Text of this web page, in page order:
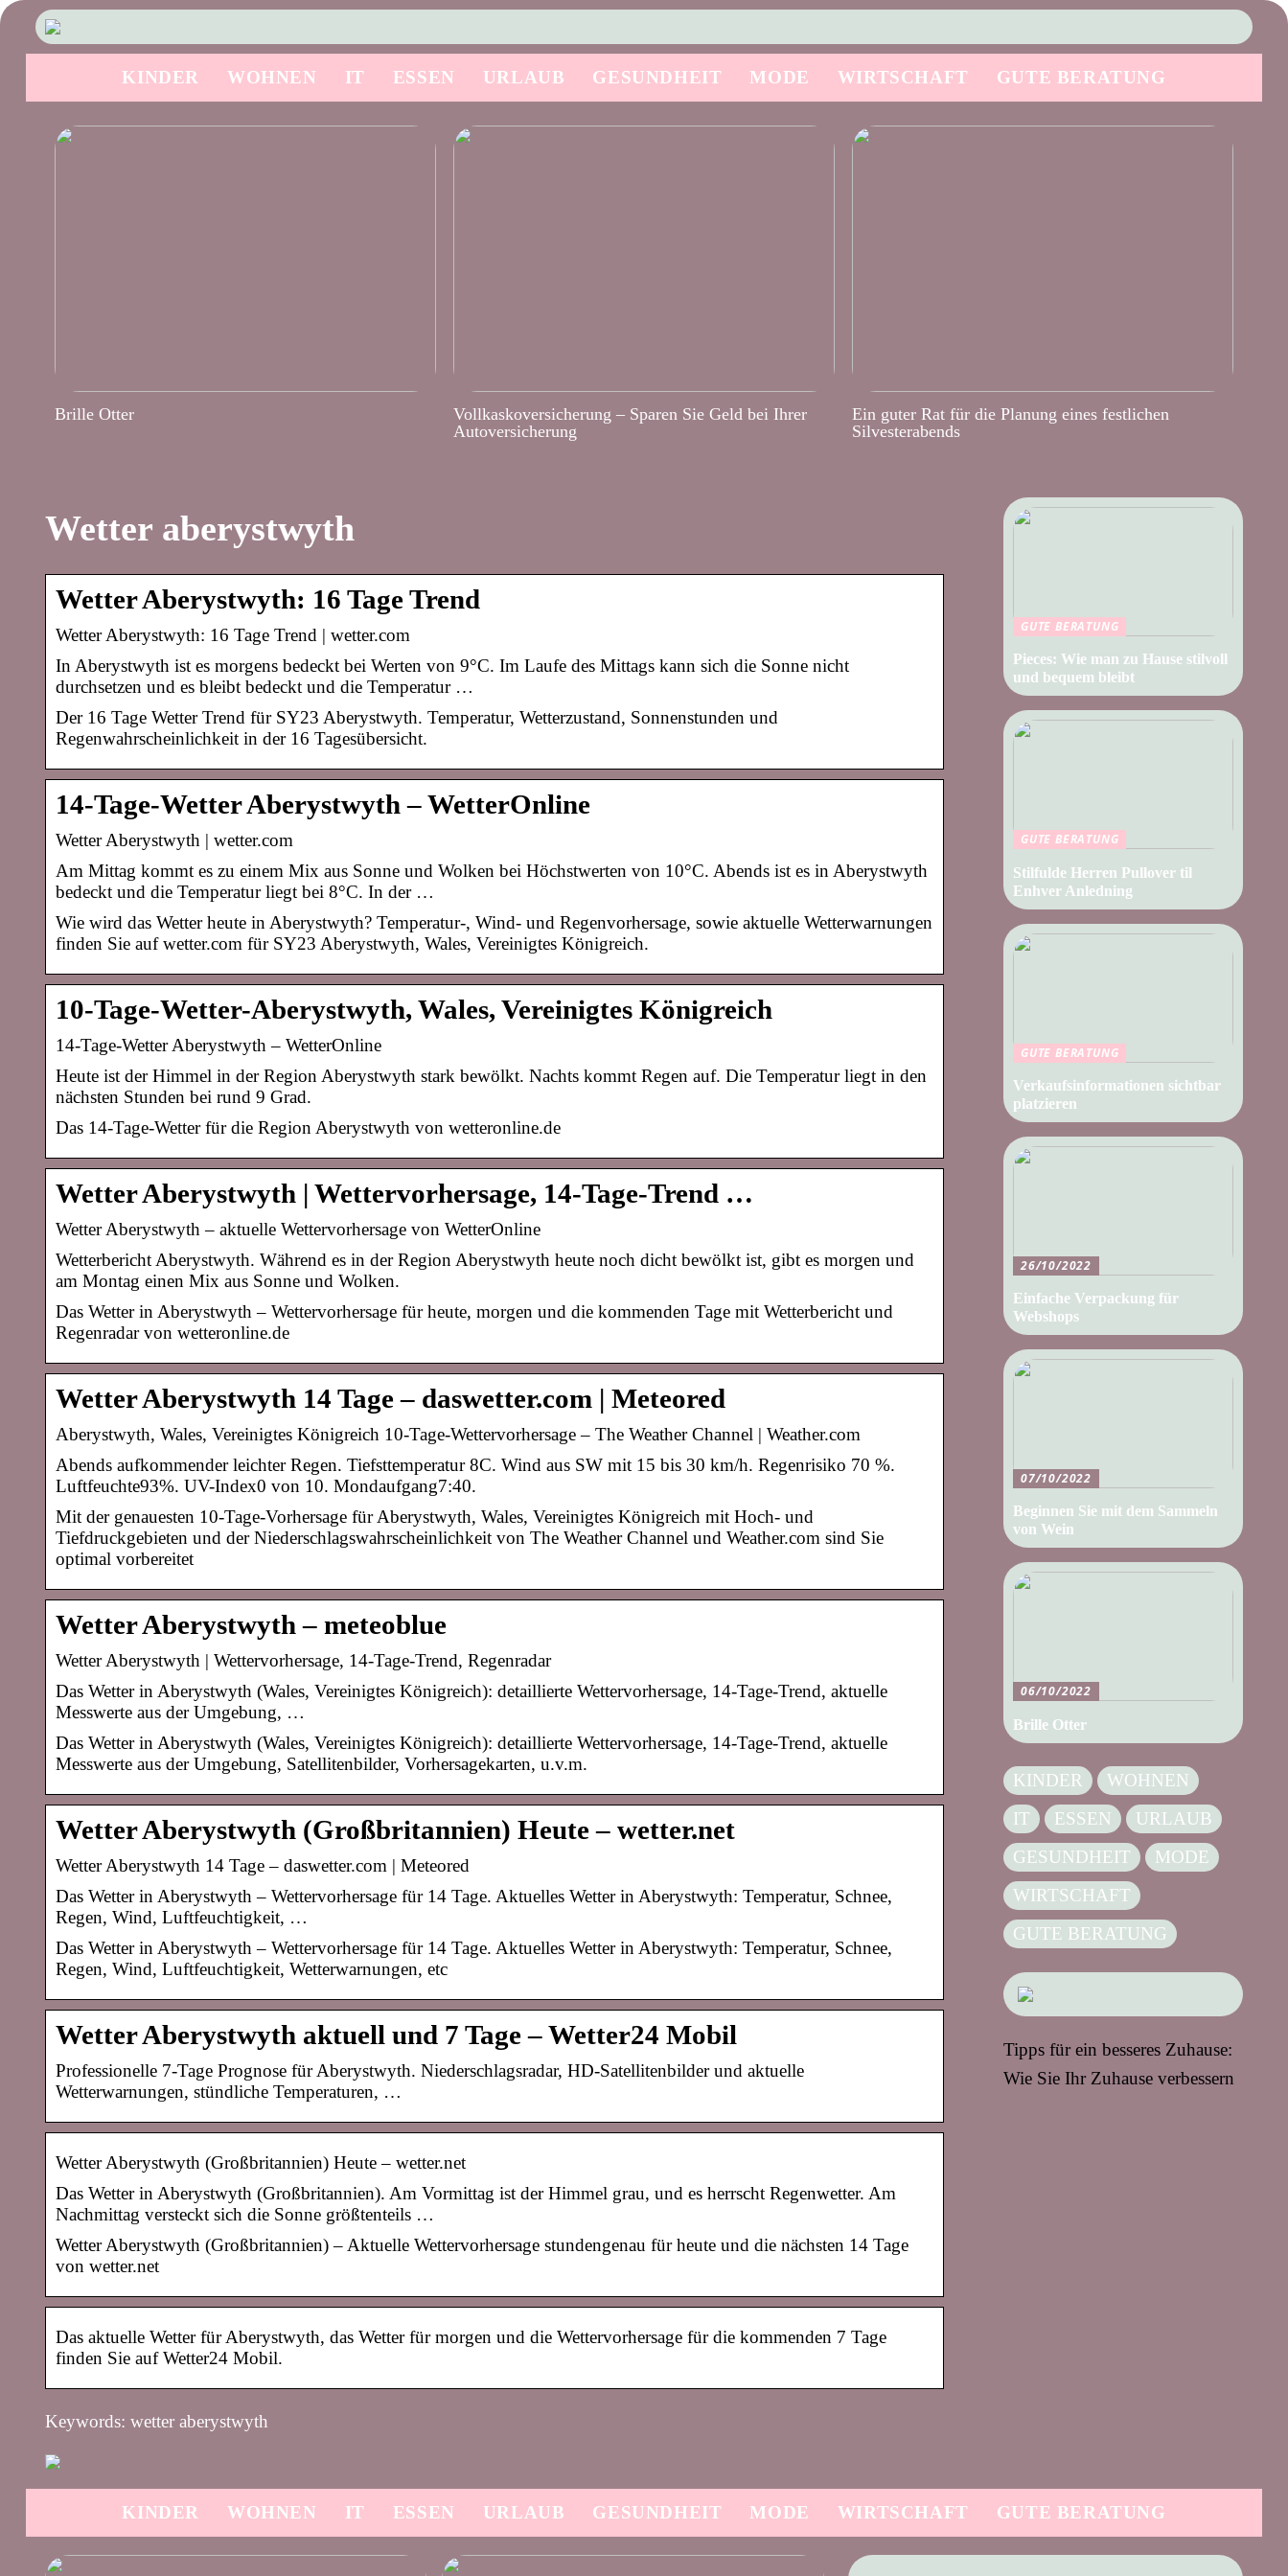
KINDER WOHNEN IT ESSEN URLAUB GESUNDHEIT MODE WIRTSCHAFT GUTE BERATUNG
Brille Otter
Vollkaskoversicherung – Sparen Sie Geld bei Ihrer
Autoversicherung
Ein guter Rat für die Planung eines festlichen
Silvesterabends
Wetter aberystwyth
Wetter Aberystwyth: 16 Tage Trend
Wetter Aberystwyth: 16 Tage Trend | wetter.com
In Aberystwyth ist es morgens bedeckt bei Werten von 9°C. Im Laufe des Mittags kann sich die Sonne nicht
durchsetzen und es bleibt bedeckt und die Temperatur …
Der 16 Tage Wetter Trend für SY23 Aberystwyth. Temperatur, Wetterzustand, Sonnenstunden und
Regenwahrscheinlichkeit in der 16 Tagesübersicht.
14-Tage-Wetter Aberystwyth – WetterOnline
Wetter Aberystwyth | wetter.com
Am Mittag kommt es zu einem Mix aus Sonne und Wolken bei Höchstwerten von 10°C. Abends ist es in Aberystwyth
bedeckt und die Temperatur liegt bei 8°C. In der …
Wie wird das Wetter heute in Aberystwyth? Temperatur-, Wind- und Regenvorhersage, sowie aktuelle Wetterwarnungen
finden Sie auf wetter.com für SY23 Aberystwyth, Wales, Vereinigtes Königreich.
10-Tage-Wetter-Aberystwyth, Wales, Vereinigtes Königreich
14-Tage-Wetter Aberystwyth – WetterOnline
Heute ist der Himmel in der Region Aberystwyth stark bewölkt. Nachts kommt Regen auf. Die Temperatur liegt in den
nächsten Stunden bei rund 9 Grad.
Das 14-Tage-Wetter für die Region Aberystwyth von wetteronline.de
Wetter Aberystwyth | Wettervorhersage, 14-Tage-Trend …
Wetter Aberystwyth – aktuelle Wettervorhersage von WetterOnline
Wetterbericht Aberystwyth. Während es in der Region Aberystwyth heute noch dicht bewölkt ist, gibt es morgen und
am Montag einen Mix aus Sonne und Wolken.
Das Wetter in Aberystwyth – Wettervorhersage für heute, morgen und die kommenden Tage mit Wetterbericht und
Regenradar von wetteronline.de
Wetter Aberystwyth 14 Tage – daswetter.com | Meteored
Aberystwyth, Wales, Vereinigtes Königreich 10-Tage-Wettervorhersage – The Weather Channel | Weather.com
Abends aufkommender leichter Regen. Tiefsttemperatur 8C. Wind aus SW mit 15 bis 30 km/h. Regenrisiko 70 %.
Luftfeuchte93%. UV-Index0 von 10. Mondaufgang7:40.
Mit der genauesten 10-Tage-Vorhersage für Aberystwyth, Wales, Vereinigtes Königreich mit Hoch- und
Tiefdruckgebieten und der Niederschlagswahrscheinlichkeit von The Weather Channel und Weather.com sind Sie
optimal vorbereitet
Wetter Aberystwyth – meteoblue
Wetter Aberystwyth | Wettervorhersage, 14-Tage-Trend, Regenradar
Das Wetter in Aberystwyth (Wales, Vereinigtes Königreich): detaillierte Wettervorhersage, 14-Tage-Trend, aktuelle
Messwerte aus der Umgebung, …
Das Wetter in Aberystwyth (Wales, Vereinigtes Königreich): detaillierte Wettervorhersage, 14-Tage-Trend, aktuelle
Messwerte aus der Umgebung, Satellitenbilder, Vorhersagekarten, u.v.m.
Wetter Aberystwyth (Großbritannien) Heute – wetter.net
Wetter Aberystwyth 14 Tage – daswetter.com | Meteored
Das Wetter in Aberystwyth – Wettervorhersage für 14 Tage. Aktuelles Wetter in Aberystwyth: Temperatur, Schnee,
Regen, Wind, Luftfeuchtigkeit, …
Das Wetter in Aberystwyth – Wettervorhersage für 14 Tage. Aktuelles Wetter in Aberystwyth: Temperatur, Schnee,
Regen, Wind, Luftfeuchtigkeit, Wetterwarnungen, etc
Wetter Aberystwyth aktuell und 7 Tage – Wetter24 Mobil
Professionelle 7-Tage Prognose für Aberystwyth. Niederschlagsradar, HD-Satellitenbilder und aktuelle
Wetterwarnungen, stündliche Temperaturen, …
Wetter Aberystwyth (Großbritannien) Heute – wetter.net
Das Wetter in Aberystwyth (Großbritannien). Am Vormittag ist der Himmel grau, und es herrscht Regenwetter. Am
Nachmittag versteckt sich die Sonne größtenteils …
Wetter Aberystwyth (Großbritannien) – Aktuelle Wettervorhersage stundengenau für heute und die nächsten 14 Tage
von wetter.net
Das aktuelle Wetter für Aberystwyth, das Wetter für morgen und die Wettervorhersage für die kommenden 7 Tage
finden Sie auf Wetter24 Mobil.
Keywords: wetter aberystwyth
GUTE BERATUNG
Pieces: Wie man zu Hause stilvoll
und bequem bleibt
GUTE BERATUNG
Stilfulde Herren Pullover til
Enhver Anledning
GUTE BERATUNG
Verkaufsinformationen sichtbar
platzieren
26/10/2022
Einfache Verpackung für
Webshops
07/10/2022
Beginnen Sie mit dem Sammeln
von Wein
06/10/2022
Brille Otter
KINDER
WOHNEN
IT
ESSEN
URLAUB
GESUNDHEIT
MODE
WIRTSCHAFT
GUTE BERATUNG
Tipps für ein besseres Zuhause:
Wie Sie Ihr Zuhause verbessern
KINDER WOHNEN IT ESSEN URLAUB GESUNDHEIT MODE WIRTSCHAFT GUTE BERATUNG